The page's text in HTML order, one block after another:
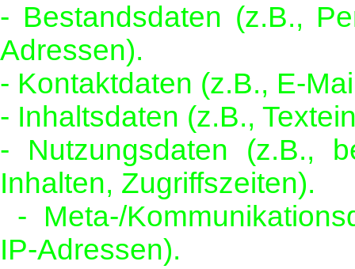
- Bestandsdaten (z.B.,
Adressen).
- Kontaktdaten (z.B., E-
- Inhaltsdaten (z.B.,
- Nutzungsdaten (z.B.,
Inhalten, Zugriffszeiten).
- Meta-/
IP-Adressen).